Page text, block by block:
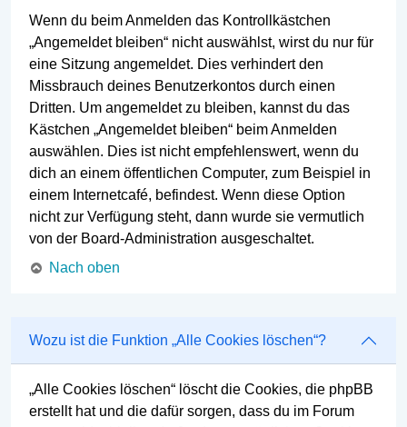
Wenn du beim Anmelden das Kontrollkästchen
„Angemeldet bleiben“ nicht auswählst, wirst du nur für
eine Sitzung angemeldet. Dies verhindert den
Missbrauch deines Benutzerkontos durch einen
Dritten. Um angemeldet zu bleiben, kannst du das
Kästchen „Angemeldet bleiben“ beim Anmelden
auswählen. Dies ist nicht empfehlenswert, wenn du
dich an einem öffentlichen Computer, zum Beispiel in
einem Internetcafé, befindest. Wenn diese Option
nicht zur Verfügung steht, dann wurde sie vermutlich
von der Board-Administration ausgeschaltet.
Nach oben
Wozu ist die Funktion „Alle Cookies löschen“?
„Alle Cookies löschen“ löscht die Cookies, die phpBB
erstellt hat und die dafür sorgen, dass du im Forum